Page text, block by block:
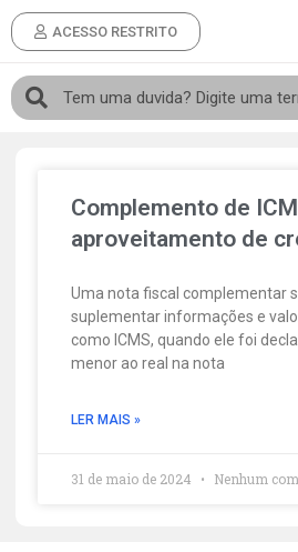
ACESSO RESTRITO
Complemento de
aproveitamento de
Uma nota fiscal complementar
suplementar informações e
como ICMS, quando ele foi
menor ao real na nota
LER MAIS »
31 de maio de 2024 Nenhum